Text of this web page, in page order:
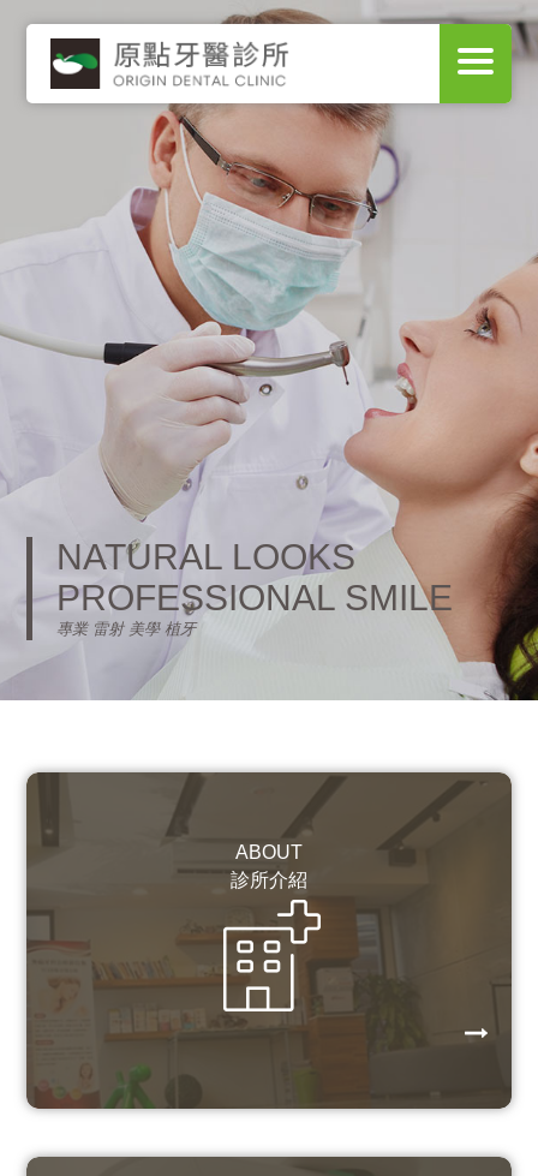
秉持『用心，人心，真心』
之原則
再加上創新之概念讓牙醫科
技
與『人文藝術』結合。
/ Intention Sincere Kindness /
NATURAL LOOKS
PROFESSIONAL SMILE
專業 雷射 美學 植牙
NATURAL LOOKS
PROFESSIONAL SMILE
專業 雷射 美學 植牙
NATURAL LOOKS
PROFESSIONAL SMILE
專業 雷射 美學 植牙
ABOUT
診所介紹